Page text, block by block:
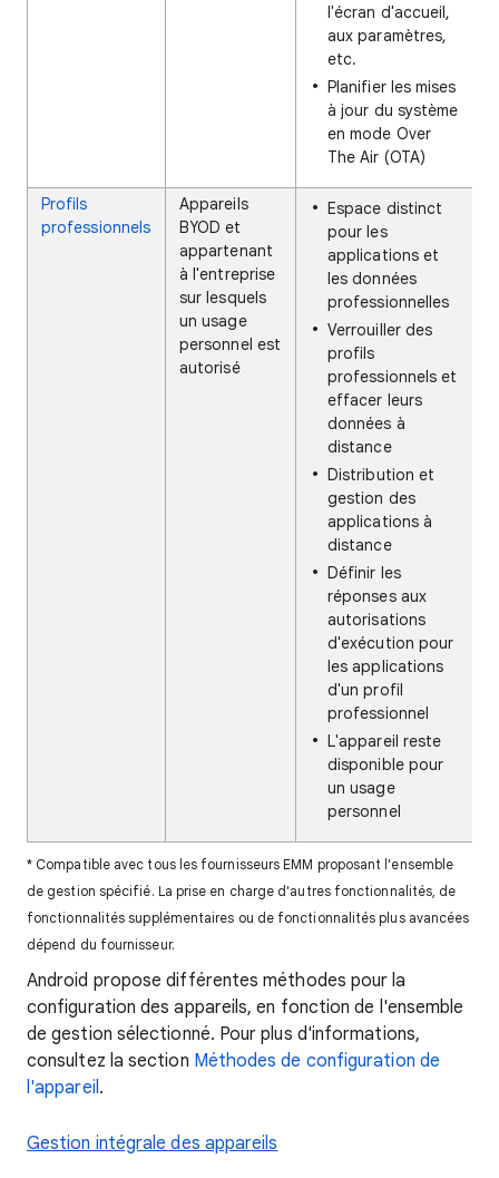
l'écran d'accueil,
aux paramètres,
etc.
Planifier les mises
à jour du système
en mode Over
The Air (OTA)
Profils
professionnels
Appareils
BYOD et
appartenant
à l'entreprise
sur lesquels
un usage
personnel est
autorisé
Espace distinct
pour les
applications et
les données
professionnelles
Verrouiller des
profils
professionnels et
effacer leurs
données à
distance
Distribution et
gestion des
applications à
distance
Définir les
réponses aux
autorisations
d'exécution pour
les applications
d'un profil
professionnel
L'appareil reste
disponible pour
un usage
personnel
* Compatible avec tous les fournisseurs EMM proposant l'ensemble
de gestion spécifié. La prise en charge d'autres fonctionnalités, de
fonctionnalités supplémentaires ou de fonctionnalités plus avancées
dépend du fournisseur.
Android propose différentes méthodes pour la
configuration des appareils, en fonction de l'ensemble
de gestion sélectionné. Pour plus d'informations,
consultez la section Méthodes de configuration de
l'appareil.
Gestion intégrale des appareils